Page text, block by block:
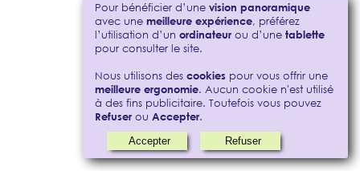
Pour bénéficier d’une vision panoramique
avec une meilleure expérience, préférez
l’utilisation d’un ordinateurou d’une tablette
pour consulter le site.
Nous utilisons des cookiespour vous offrir une
meilleure ergonomie. Aucun cookie n'est utilisé
à des fins publicitaire. Toutefois vous pouvez
Refuserou Accepter.